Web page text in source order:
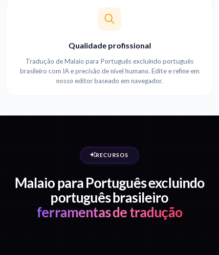
Qualidade profissional
Tradução de Malaio para Português excluindo português
brasileiro com IA e precisão de nível humano. Edite e refine em
nosso editor baseado em navegador.
RECURSOS
Malaio para Português excluindo
português brasileiro
ferramentas de tradução